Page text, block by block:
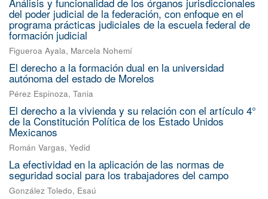
del poder judicial de la federación, con enfoque en el
programa prácticas judiciales de la escuela federal de
formación judicial
Figueroa Ayala, Marcela Nohemí
El derecho a la formación dual en la universidad
autónoma del estado de Morelos
Pérez Espinoza, Tania
El derecho a la vivienda y su relación con el artículo 4°
de la Constitución Política de los Estado Unidos
Mexicanos
Román Vargas, Yedid
La efectividad en la aplicación de las normas de
seguridad social para los trabajadores del campo
González Toledo, Esaú